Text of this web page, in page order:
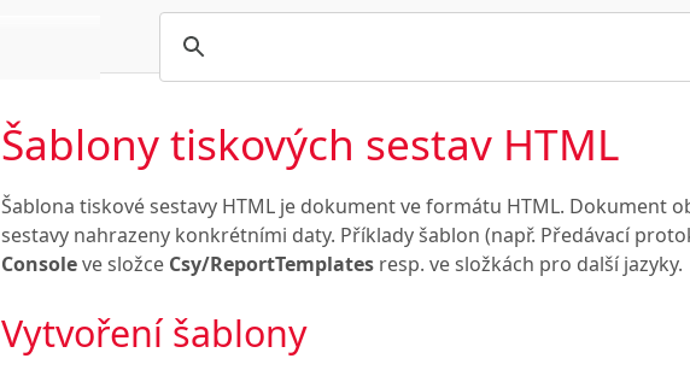
Šablony tiskových sestav HTML
Šablona tiskové sestavy HTML je dokument ve formátu HTML. Dokument
sestavy nahrazeny konkrétními daty. Příklady šablon (např. Předávací
Consoleve složce Csy/ReportTemplates resp. ve složkách pro další jazyky.
Vytvoření šablony